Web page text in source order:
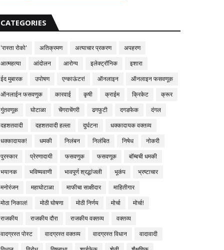
CATEGORIES
'रास्ता रोको' अतिक्रमण अत्याचार प्रकरण
अपहरण
आत्महत्या
आंदोलन आरोग्य इलेक्ट्रॉनिक
इशारा
ईद मुबारक
उपोषण एन्काऊंटर! ऑनलाइन
ऑनलाइन फसवणूक
ऑनलाईन फसवणुक
कारवाई कृषी क्राईम क्रिकेट
क्रूर
गुंतवणूक
घोटाळा चेंगराचेंगरी ढगफुटी दगडफेक
दंगल
दहशतवादी
दहशतवादी हल्ला दुर्घटना
धक्कादायक वक्तव्य
धक्कादायक!
धमकी निलंबन निलंबित निषेध
नोकरी
पुरस्कार
प्रेरणादायी फसवणुक फसवणूक
बॉम्बची धमकी
भयानक
भविष्यवाणी भावपूर्ण श्रद्धांजली भूकंप
भ्रष्टाचार
मनोरंजन
महाघोटाळा माफीचा साक्षीदार
माहितीगार
मोठा निकाल!
मोठी घोषणा मोठी निर्णय मोर्चा
मोर्चा!
राजकीय
राजकीय दौरा राजकीय वक्तव्य
वक्तव्य
वादग्रस्त पोस्ट
वादग्रस्त वक्तव्य वादग्रस्त विधान
वादावादी